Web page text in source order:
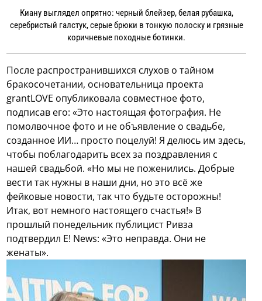
Киану выглядел опрятно: черный блейзер, белая рубашка,
серебристый галстук, серые брюки в тонкую полоску и грязные
коричневые походные ботинки.
После распространившихся слухов о тайном
бракосочетании, основательница проекта
grantLOVE опубликовала совместное фото,
подписав его: «Это настоящая фотография. Не
помолвочное фото и не объявление о свадьбе,
созданное ИИ… просто поцелуй! Я делюсь им здесь,
чтобы поблагодарить всех за поздравления с
нашей свадьбой. «Но мы не поженились. Добрые
вести так нужны в наши дни, но это всё же
фейковые новости, так что будьте осторожны!
Итак, вот немного настоящего счастья!» В
прошлый понедельник публицист Ривза
подтвердил E! News: «Это неправда. Они не
женаты».